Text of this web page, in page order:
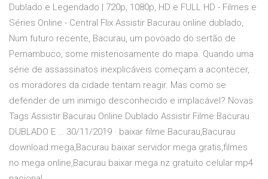
Dublado e Legendado | 720p, 1080p, HD e FULL HD - Filmes e
Séries Online - Central Flix Assistir Bacurau online dublado,
Num futuro recente, Bacurau, um povoado do sertão de
Pernambuco, some misteriosamente do mapa. Quando uma
série de assassinatos inexplicáveis começam a acontecer,
os moradores da cidade tentam reagir. Mas como se
defender de um inimigo desconhecido e implacável? Novas
Tags Assistir Bacurau Online Dublado Assistir Filme Bacurau
DUBLADO E … 30/11/2019 · baixar filme Bacurau,Bacurau
download mega,Bacurau baixar servidor mega gratis,filmes
no mega online,Bacurau baixar mega.nz gratuito celular mp4